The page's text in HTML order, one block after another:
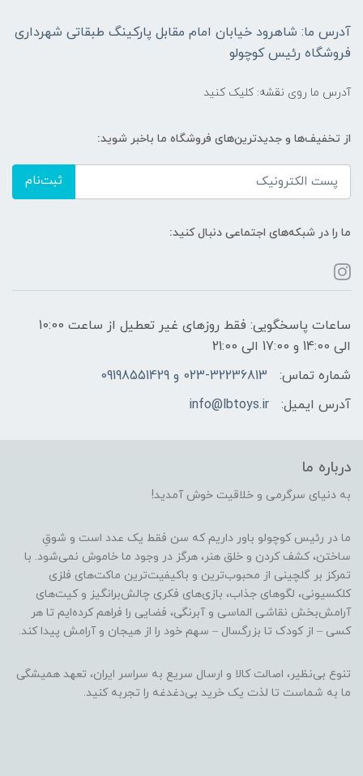
آدرس ما: شاهرود خیابان امام مقابل پارکینگ طبقاتی شهرداری
فروشگاه رئیس کوچولو
آدرس ما روی نقشه: کلیک کنید
از تخفیف‌ها و جدیدترین‌های فروشگاه ما باخبر شوید:
ثبت‌نام
ما را در شبکه‌های اجتماعی دنبال کنید:
ساعات پاسخگویی: فقط روزهای غیر تعطیل از ساعت 10:00
الی 14:00 و 17:00 الی 21:00
شماره تماس:
023-32236813 و 09198551429
آدرس ایمیل:
info@lbtoys.ir
درباره ما
به دنیای سرگرمی و خلاقیت خوش آمدید!
ما در رئیس کوچولو باور داریم که سن فقط یک عدد است و شوقِ
ساختن، کشف کردن و خلق هنر، هرگز در وجود ما خاموش نمی‌شود. با
تمرکز بر گلچینی از محبوب‌ترین و باکیفیت‌ترین ماکت‌های فلزی
کلکسیونی، لگوهای جذاب، بازی‌های فکری چالش‌برانگیز و کیت‌های
آرامش‌بخش نقاشی الماسی و آبرنگی، فضایی را فراهم کرده‌ایم تا هر
کسی – از کودک تا بزرگسال – سهم خود را از هیجان و آرامش پیدا کند.
تنوع بی‌نظیر، اصالت کالا و ارسال سریع به سراسر ایران، تعهد همیشگی
ما به شماست تا لذت یک خرید بی‌دغدغه را تجربه کنید.